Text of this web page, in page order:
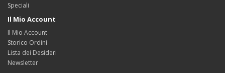
Speciali
Il Mio Account
Il Mio Account
Storico Ordini
Lista dei Desideri
Newsletter